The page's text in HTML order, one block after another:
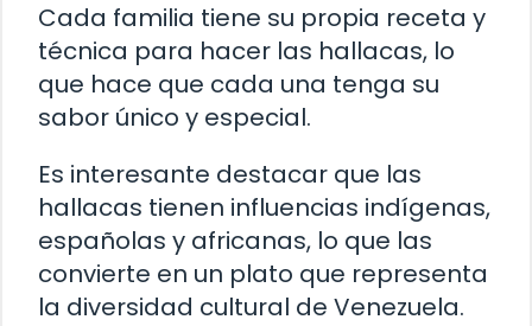
Cada familia tiene su propia receta y
técnica para hacer las hallacas, lo
que hace que cada una tenga su
sabor único y especial.
Es interesante destacar que las
hallacas tienen influencias indígenas,
españolas y africanas, lo que las
convierte en un plato que representa
la diversidad cultural de Venezuela.